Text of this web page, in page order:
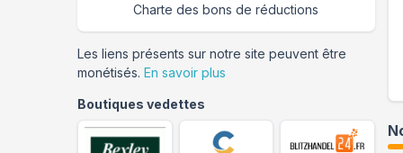
Charte des bons de réductions
Les liens présents sur notre site peuvent être
monétisés. En savoir plus
Boutiques vedettes